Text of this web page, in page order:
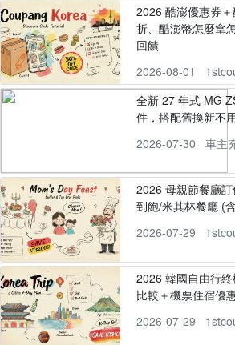
2026 酷澎優惠券
折、酷澎幣怎麼拿
回饋
2026-08-01
全新 27 年式 MG
件，搭配舊換新不
2026-07-30
車主
2026 母親節餐廳
到飽/米其林餐廳 (
2026-07-29
2026 韓國自由行
比較＋機票住宿優
2026-07-29